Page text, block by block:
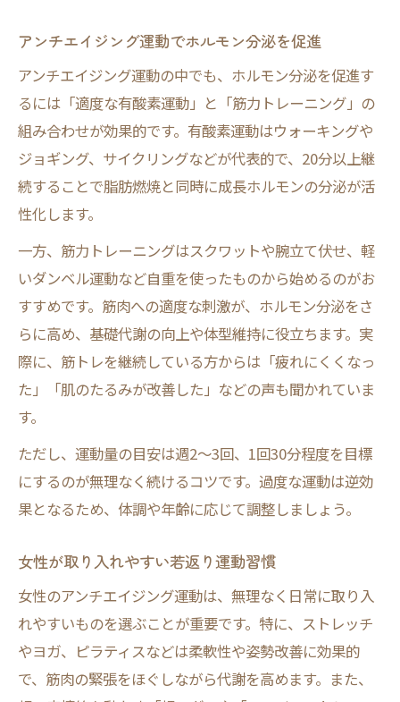
アンチエイジング運動でホルモン分泌を促進
アンチエイジング運動の中でも、ホルモン分泌を促進す
るには「適度な有酸素運動」と「筋力トレーニング」の
組み合わせが効果的です。有酸素運動はウォーキングや
ジョギング、サイクリングなどが代表的で、20分以上継
続することで脂肪燃焼と同時に成長ホルモンの分泌が活
性化します。
一方、筋力トレーニングはスクワットや腕立て伏せ、軽
いダンベル運動など自重を使ったものから始めるのがお
すすめです。筋肉への適度な刺激が、ホルモン分泌をさ
らに高め、基礎代謝の向上や体型維持に役立ちます。実
際に、筋トレを継続している方からは「疲れにくくなっ
た」「肌のたるみが改善した」などの声も聞かれていま
す。
ただし、運動量の目安は週2～3回、1回30分程度を目標
にするのが無理なく続けるコツです。過度な運動は逆効
果となるため、体調や年齢に応じて調整しましょう。
女性が取り入れやすい若返り運動習慣
女性のアンチエイジング運動は、無理なく日常に取り入
れやすいものを選ぶことが重要です。特に、ストレッチ
やヨガ、ピラティスなどは柔軟性や姿勢改善に効果的
で、筋肉の緊張をほぐしながら代謝を高めます。また、